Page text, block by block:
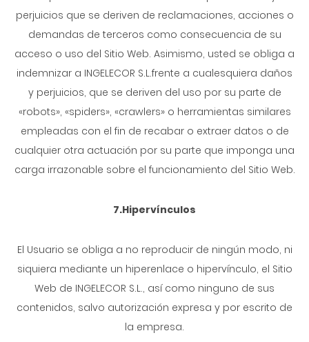
perjuicios que se deriven de reclamaciones, acciones o
demandas de terceros como consecuencia de su
acceso o uso del Sitio Web. Asimismo, usted se obliga a
indemnizar a INGELECOR S.L.frente a cualesquiera daños
y perjuicios, que se deriven del uso por su parte de
«robots», «spiders», «crawlers» o herramientas similares
empleadas con el fin de recabar o extraer datos o de
cualquier otra actuación por su parte que imponga una
carga irrazonable sobre el funcionamiento del Sitio Web.
7.Hipervínculos
El Usuario se obliga a no reproducir de ningún modo, ni
siquiera mediante un hiperenlace o hipervínculo, el Sitio
Web de INGELECOR S.L., así como ninguno de sus
contenidos, salvo autorización expresa y por escrito de
la empresa.